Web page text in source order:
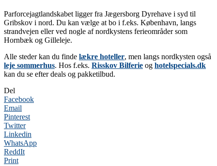
Parforcejagtlandskabet ligger fra Jægersborg Dyrehave i syd til
Gribskov i nord. Du kan vælge at bo i f.eks. København, langs
strandvejen eller ved nogle af nordkystens ferieområder som
Hornbæk og Gilleleje.
Alle steder kan du finde lækre hoteller, men langs nordkysten også
leje sommerhus. Hos f.eks. Risskov Bilferie og hotelspecials.dk
kan du se efter deals og pakketilbud.
Del
Facebook
Email
Pinterest
Twitter
Linkedin
WhatsApp
ReddIt
Print